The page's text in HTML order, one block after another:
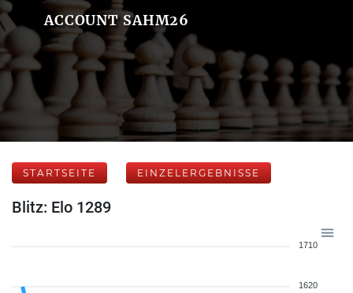
ACCOUNT SAHM26
STARTSEITE EINZELERGEBNISSE
Blitz: Elo 1289
1710
1620